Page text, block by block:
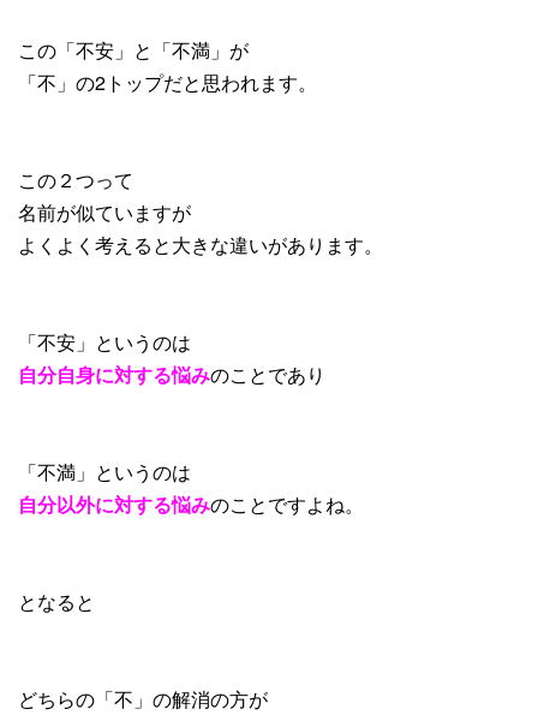
この「不安」と「不満」が
「不」の2トップだと思われます。
この２つって
名前が似ていますが
よくよく考えると大きな違いがあります。
「不安」というのは
自分自身に対する悩みのことであり
「不満」というのは
自分以外に対する悩みのことですよね。
となると
どちらの「不」の解消の方が